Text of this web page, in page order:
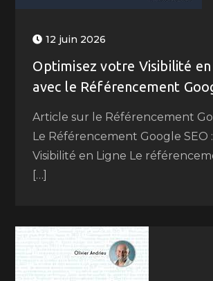
12 juin 2026
Optimisez votre Visibilité en
avec le Référencement
Article sur le Référencement
Le Référencement Google SEO
Visibilité en Ligne Le
[…]